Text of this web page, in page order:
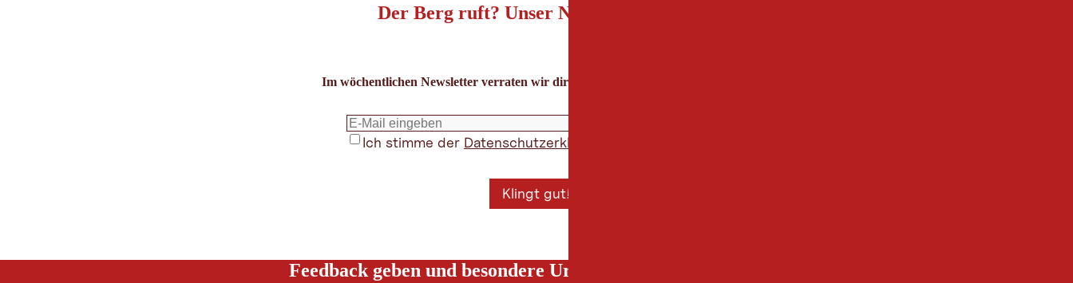
Der Berg ruft? Unser Newsletter auch!
Im wöchentlichen Newsletter verraten wir dir die besten Urlaubstipps für Tirol.
Ich stimme der Datenschutzerklärung
Klingt gut!
Feedback geben und besondere Urlaubserlebnisse gewinnen!